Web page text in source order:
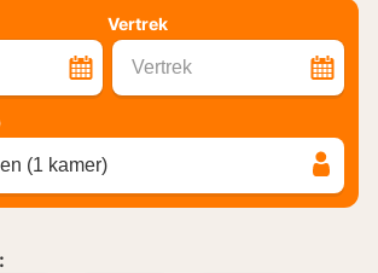
Vertrek
Vertrek
(1 kamer)